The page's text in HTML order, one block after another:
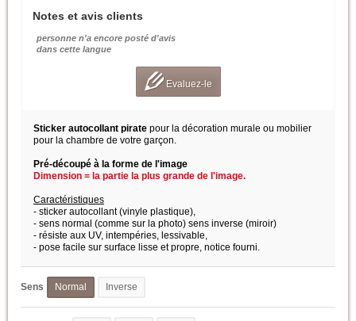
Notes et avis clients
personne n'a encore posté d'avis
dans cette langue
Evaluez-le
Sticker autocollant pirate pour la décoration murale ou mobilier
pour la chambre de votre garçon.
Pré-découpé à la forme de l'image
Dimension = la partie la plus grande de l'image.
Caractéristiques
- sticker autocollant (vinyle plastique),
- sens normal (comme sur la photo) sens inverse (miroir)
- résiste aux UV, intempéries, lessivable,
- pose facile sur surface lisse et propre, notice fourni.
Sens Normal Inverse